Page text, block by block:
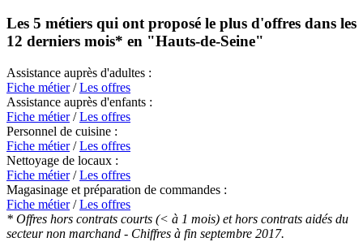
Les 5 métiers qui ont proposé le plus d'offres dans les
12 derniers mois* en "Hauts-de-Seine"
Assistance auprès d'adultes :
Fiche métier/Les offres
Assistance auprès d'enfants :
Fiche métier/Les offres
Personnel de cuisine :
Fiche métier/Les offres
Nettoyage de locaux :
Fiche métier/Les offres
Magasinage et préparation de commandes :
Fiche métier/Les offres
* Offres hors contrats courts (< à 1 mois) et hors contrats aidés du
secteur non marchand - Chiffres à fin septembre 2017.